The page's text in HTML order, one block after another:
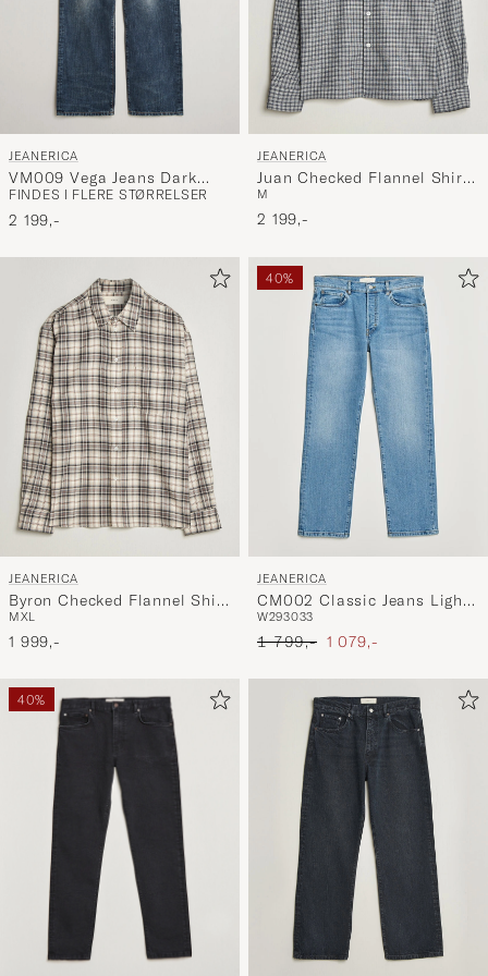
JEANERICA
VM009 Vega Jeans Dark
Blue Righe
FINDES I FLERE STØRRELSER
2 199,-
JEANERICA
Juan Checked Flannel Shirt
Blue
M
2 199,-
JEANERICA
Byron Checked Flannel Shirt
Brown
MXL
1 999,-
40%
JEANERICA
CM002 Classic Jeans Light
Vintage 62
W293033
Ordinary pris
1 799,- Nedsat pris
1 079,-
40%